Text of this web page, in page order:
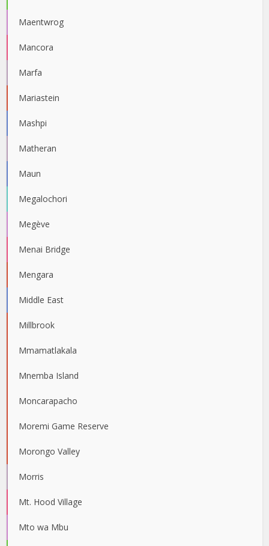
Maentwrog
Mancora
Marfa
Mariastein
Mashpi
Matheran
Maun
Megalochori
Megève
Menai Bridge
Mengara
Middle East
Millbrook
Mmamatlakala
Mnemba Island
Moncarapacho
Moremi Game Reserve
Morongo Valley
Morris
Mt. Hood Village
Mto wa Mbu